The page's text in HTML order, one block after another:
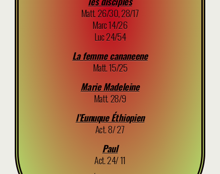
Matt. 26/30, 28/17
Marc 14/26
Luc 24/54
La femme cananeene
Matt. 15/25
Marie Madeleine
Matt. 28/9
l’Eunuque Éthiopien
Act. 8/ 27
Paul
Act. 24/ 11